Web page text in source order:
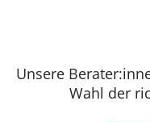
Unsere
Wahl der